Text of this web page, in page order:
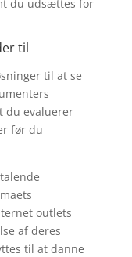
du udsættes for
til
til at se
du evaluerer
før du
outlets
af deres
til at danne